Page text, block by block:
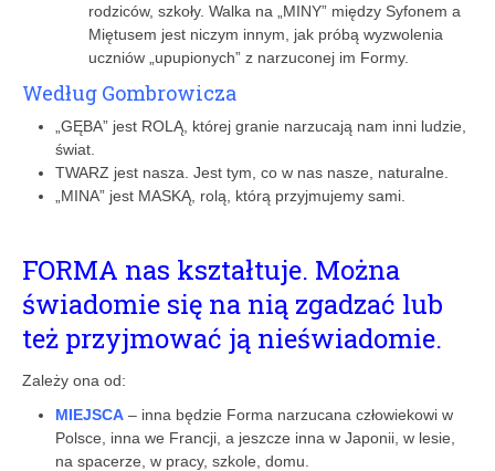
rodziców, szkoły. Walka na „MINY” między Syfonem a
Miętusem jest niczym innym, jak próbą wyzwolenia
uczniów „upupionych” z narzuconej im Formy.
Według Gombrowicza
„GĘBA” jest ROLĄ, której granie narzucają nam inni ludzie,
świat.
TWARZ jest nasza. Jest tym, co w nas nasze, naturalne.
„MINA” jest MASKĄ, rolą, którą przyjmujemy sami.
FORMA nas kształtuje. Można
świadomie się na nią zgadzać lub
też przyjmować ją nieświadomie.
Zależy ona od:
MIEJSCA – inna będzie Forma narzucana człowiekowi w
Polsce, inna we Francji, a jeszcze inna w Japonii, w lesie,
na spacerze, w pracy, szkole, domu.